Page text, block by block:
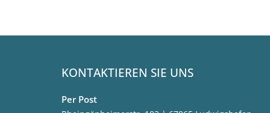
KONTAKTIEREN SIE UNS
Per Post